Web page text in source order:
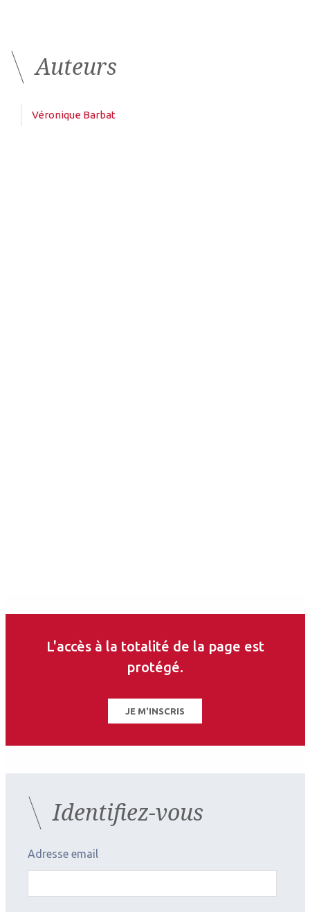
Auteurs
Véronique Barbat
L'accès à la totalité de la page est
protégé.
JE M'INSCRIS
Identifiez-vous
Adresse email